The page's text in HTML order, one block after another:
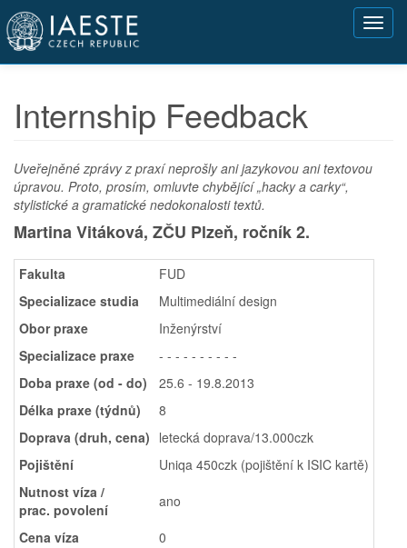
Přejít
hlavnímu
obsahu
Internship Feedback
Uveřejněné zprávy z praxí neprošly ani jazykovou ani textovou
úpravou. Proto, prosím, omluvte chybějící „hacky a carky“,
stylistické a gramatické nedokonalosti textů.
Martina Vitáková, ZČU Plzeň, ročník 2.
Fakulta
FUD
Specializace studia
Multimediální design
Obor praxe
Inženýrství
Specializace praxe
- - - - - - - - - -
Doba praxe (od - do)
25.6 - 19.8.2013
Délka praxe (týdnů)
8
Doprava (druh, cena) letecká doprava/13.000czk
Pojištění
Uniqa 450czk (pojištění k ISIC kartě)
Nutnost víza /
prac. povolení
ano
Cena víza
0